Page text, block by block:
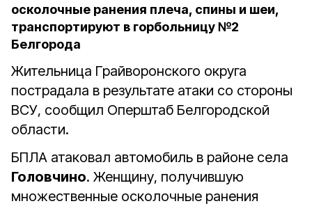
осколочные ранения плеча, спины и шеи,
транспортируют в горбольницу №2
Белгорода
Жительница Грайворонского округа
пострадала в результате атаки со стороны
ВСУ, сообщил Оперштаб Белгородской
области.
БПЛА атаковал автомобиль в районе села
Головчино. Женщину, получившую
множественные осколочные ранения